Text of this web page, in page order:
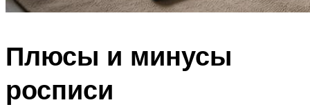
Плюсы и минусы
росписи